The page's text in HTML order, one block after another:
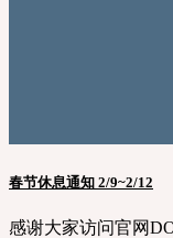
春节休息通知 2/9~2/12
感谢大家访问官网